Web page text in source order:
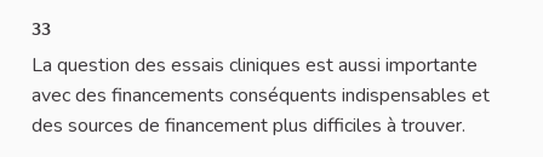
33
La question des essais cliniques est aussi importante
avec des financements conséquents indispensables et
des sources de financement plus difficiles à trouver.